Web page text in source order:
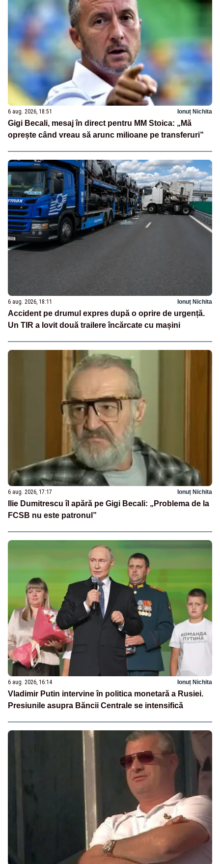
6 aug. 2026, 18:51 Ionuț Nichita
Gigi Becali, mesaj în direct pentru MM Stoica: „Mă
oprește când vreau să arunc milioane pe transferuri”
6 aug. 2026, 18:11 Ionuț Nichita
Accident pe drumul expres după o oprire de urgență.
Un TIR a lovit două trailere încărcate cu mașini
6 aug. 2026, 17:17 Ionuț Nichita
Ilie Dumitrescu îl apără pe Gigi Becali: „Problema de la
FCSB nu este patronul”
6 aug. 2026, 16:14 Ionuț Nichita
Vladimir Putin intervine în politica monetară a Rusiei.
Presiunile asupra Băncii Centrale se intensifică